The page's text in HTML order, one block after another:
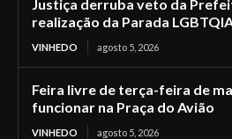
Justiça derruba veto da
realização da Parada
VINHEDO agosto 5, 2026
Feira livre de terça-feira de
funcionar na Praça do Avião
VINHEDO agosto 5, 2026